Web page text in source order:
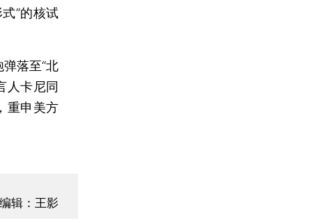
”的核试
落至“北
人卡尼同
重申美方
辑：王影